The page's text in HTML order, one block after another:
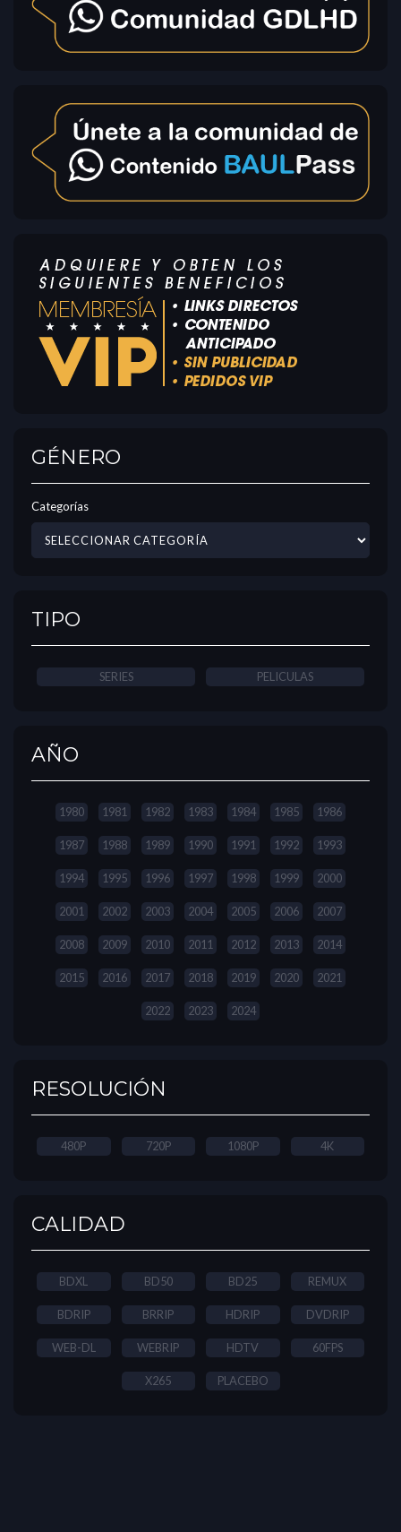
GÉNERO
Categorías
TIPO
SERIES PELICULAS
AÑO
1980 1981 1982 1983 1984 1985 1986
1987 1988 1989 1990 1991 1992 1993
1994 1995 1996 1997 1998 1999 2000
2001 2002 2003 2004 2005 2006 2007
2008 2009 2010 2011 2012 2013 2014
2015 2016 2017 2018 2019 2020 2021
2022 2023 2024
RESOLUCIÓN
480P 720P 1080P 4K
CALIDAD
BDXL BD50 BD25 REMUX
BDRIP BRRIP HDRIP DVDRIP
WEB-DL WEBRIP HDTV 60FPS
X265 PLACEBO